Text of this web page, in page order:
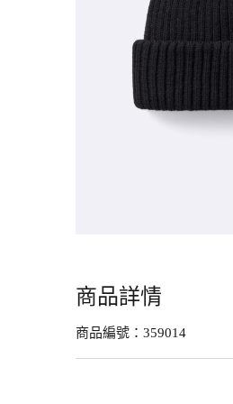
商品詳情
商品編號： 359014